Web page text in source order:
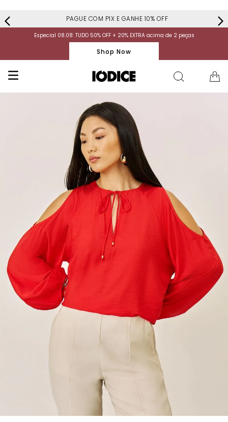
PAGUE COM PIX E GANHE 10% OFF
Especial 08.08: TUDO 50% OFF + 20% EXTRA acima de 2 peças
Shop Now